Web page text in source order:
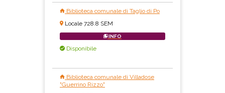
Biblioteca comunale di Taglio di Po
Locale 728.8 SEM
INFO
Disponibile
Biblioteca comunale di Villadose
"Guerrino Rizzo"